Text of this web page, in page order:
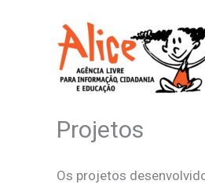
Projetos
Os projetos